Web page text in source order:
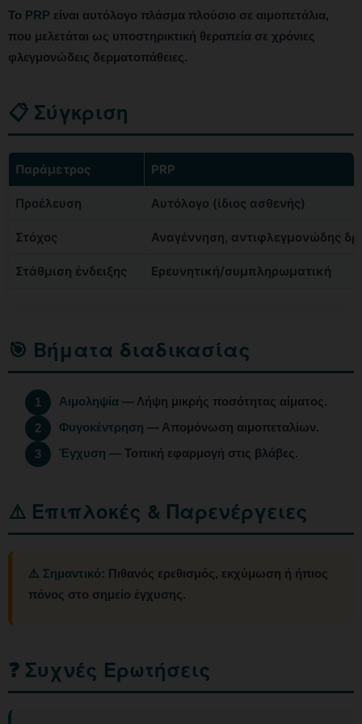
Το PRP είναι αυτόλογο πλάσμα πλούσιο σε αιμοπετάλια,
που μελετάται ως υποστηρικτική θεραπεία σε χρόνιες
φλεγμονώδεις δερματοπάθειες.
📋 Σύγκριση
Παράμετρος PRP
Προέλευση Αυτόλογο (ίδιος ασθενής)
Στόχος Αναγέννηση, αντιφλεγμονώδης
Στάθμιση ένδειξης Ερευνητική/συμπληρωματική
🎯 Βήματα διαδικασίας
1 Αιμοληψία — Λήψη μικρής ποσότητας αίματος.
2
Φυγοκέντρηση — Απομόνωση αιμοπεταλίων.
3
Έγχυση — Τοπική εφαρμογή στις βλάβες.
⚠️ Επιπλοκές & Παρενέργειες
⚠️ Σημαντικό: Πιθανός ερεθισμός, εκχύμωση ή ήπιος
πόνος στο σημείο έγχυσης.
❓ Συχνές Ερωτήσεις